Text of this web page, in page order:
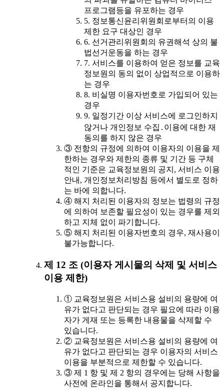
프로그램등을 유포하는 경우
5. 정보통신윤리위원회로부터의 이용
제한 요구 대상인 경우
6. 선거관리위원회의 유권해석 상의 불
법선거운동을 하는 경우
7. 서비스를 이용하여 얻은 정보를 교육
정보원의 동의 없이 상업적으로 이용하
는 경우
8. 비실명 이용자번호로 가입되어 있는
경우
9. 일정기간 이상 서비스에 로그인하지
않거나 개인정보 수집․이용에 대한 재
동의를 하지 않은 경우
③ 전항의 규정에 의하여 이용자의 이용을 제
한하는 경우와 제한의 종류 및 기간 등 구체
적인 기준은 교육정보원의 공지, 서비스 이용
안내, 개인정보처리방침 등에서 별도로 정하
는 바에 의합니다.
④ 해지 처리된 이용자의 정보는 법령의 규정
에 의하여 보존할 필요성이 있는 경우를 제외
하고 지체 없이 파기합니다.
⑤ 해지 처리된 이용자번호의 경우, 재사용이
불가능합니다.
제 12 조 (이용자 게시물의 삭제 및 서비스
이용 제한)
① 교육정보원은 서비스용 설비의 용량에 여
유가 없다고 판단되는 경우 필요에 따라 이용
자가 게재 또는 등록한 내용물을 삭제할 수
있습니다.
② 교육정보원은 서비스용 설비의 용량에 여
유가 없다고 판단되는 경우 이용자의 서비스
이용을 부분적으로 제한할 수 있습니다.
③ 제 1 항 및 제 2 항의 경우에는 당해 사항을
사전에 온라인을 통해서 공지합니다.